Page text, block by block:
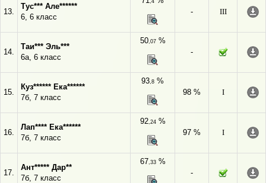
13.
Тус*** Але******
6, 6 класс
,4
-
III
14.
Таи*** Эль***
6а, 6 класс
50,07%
-
15.
Куз****** Ека******
7б, 7 класс
93,8 %
98 %
I
16.
Лап**** Ека******
7б, 7 класс
92,24%
97 %
I
17.
Ант***** Дар**
7б, 7 класс
67,33%
-